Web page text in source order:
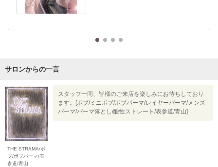
サロンからの一言
THE STRAMA/ボ
ブ/ボブパーマ/表
参道/青山
スタッフ一同、皆様のご来店を楽しみにお待ちしており
ます。[ボブ/ミニボブ/ボブパーマ/レイヤーパーマ/メンズ
パーマ/パーマ落とし/酸性ストレート/表参道/青山]